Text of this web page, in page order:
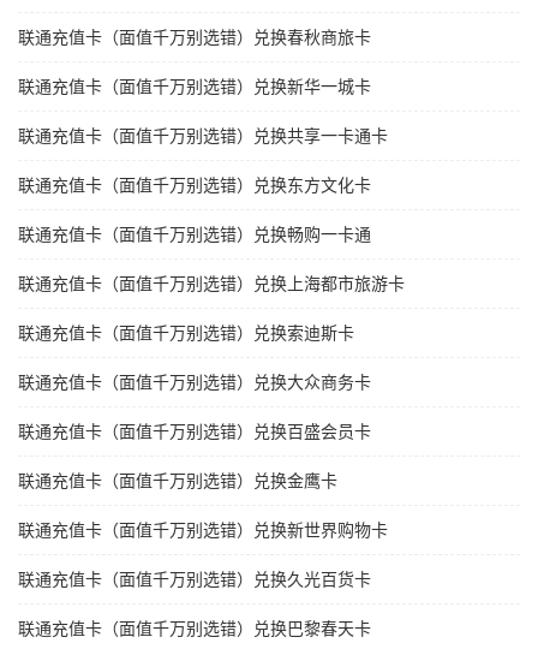
联通充值卡（面值千万别选错）兑换春秋商旅卡
联通充值卡（面值千万别选错）兑换新华一城卡
联通充值卡（面值千万别选错）兑换共享一卡通卡
联通充值卡（面值千万别选错）兑换东方文化卡
联通充值卡（面值千万别选错）兑换畅购一卡通
联通充值卡（面值千万别选错）兑换上海都市旅游卡
联通充值卡（面值千万别选错）兑换索迪斯卡
联通充值卡（面值千万别选错）兑换大众商务卡
联通充值卡（面值千万别选错）兑换百盛会员卡
联通充值卡（面值千万别选错）兑换金鹰卡
联通充值卡（面值千万别选错）兑换新世界购物卡
联通充值卡（面值千万别选错）兑换久光百货卡
联通充值卡（面值千万别选错）兑换巴黎春天卡